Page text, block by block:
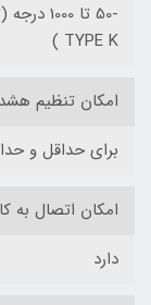
-50 تا
TYPE K )
امکان تنظیم
برای حداقل و
امکان اتصال به
دارد